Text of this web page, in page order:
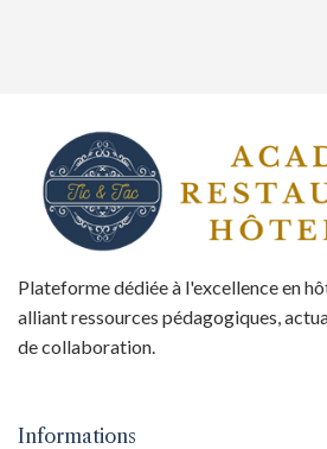
Plateforme dédiée à l'excellence en
alliant ressources pédagogiques,
de collaboration.
Informations